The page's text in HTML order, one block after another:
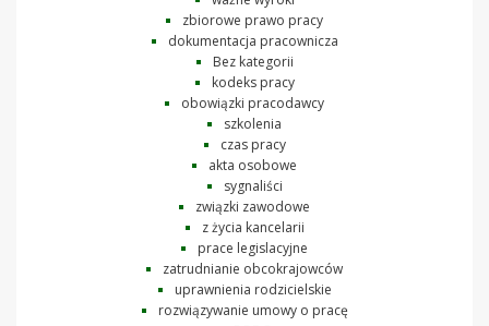
zbiorowe prawo pracy
dokumentacja pracownicza
Bez kategorii
kodeks pracy
obowiązki pracodawcy
szkolenia
czas pracy
akta osobowe
sygnaliści
związki zawodowe
z życia kancelarii
prace legislacyjne
zatrudnianie obcokrajowców
uprawnienia rodzicielskie
rozwiązywanie umowy o pracę